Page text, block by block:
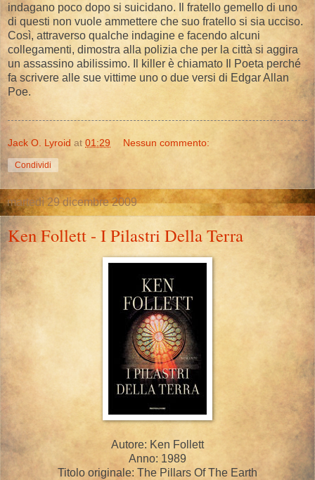
indagano poco dopo si suicidano. Il fratello gemello di uno
di questi non vuole ammettere che suo fratello si sia ucciso.
Così, attraverso qualche indagine e facendo alcuni
collegamenti, dimostra alla polizia che per la città si aggira
un assassino abilissimo. Il killer è chiamato Il Poeta perché
fa scrivere alle sue vittime uno o due versi di Edgar Allan
Poe.
Jack O. Lyroid at 01:29 Nessun commento:
Condividi
martedì 29 dicembre 2009
Ken Follett - I Pilastri Della Terra
Autore: Ken Follett
Anno: 1989
Titolo originale: The Pillars Of The Earth